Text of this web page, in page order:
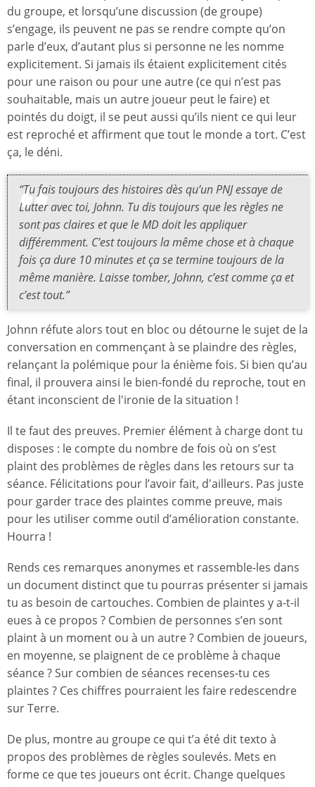
du groupe, et lorsqu’une discussion (de groupe)
s’engage, ils peuvent ne pas se rendre compte qu’on
parle d’eux, d’autant plus si personne ne les nomme
explicitement. Si jamais ils étaient explicitement cités
pour une raison ou pour une autre (ce qui n’est pas
souhaitable, mais un autre joueur peut le faire) et
pointés du doigt, il se peut aussi qu’ils nient ce qui leur
est reproché et affirment que tout le monde a tort. C’est
ça, le déni.
“Tu fais toujours des histoires dès qu’un PNJ essaye de
Lutter avec toi, Johnn. Tu dis toujours que les règles ne
sont pas claires et que le MD doit les appliquer
différemment. C’est toujours la même chose et à chaque
fois ça dure 10 minutes et ça se termine toujours de la
même manière. Laisse tomber, Johnn, c’est comme ça et
c’est tout.”
Johnn réfute alors tout en bloc ou détourne le sujet de la
conversation en commençant à se plaindre des règles,
relançant la polémique pour la énième fois. Si bien qu’au
final, il prouvera ainsi le bien-fondé du reproche, tout en
étant inconscient de l'ironie de la situation !
Il te faut des preuves. Premier élément à charge dont tu
disposes : le compte du nombre de fois où on s’est
plaint des problèmes de règles dans les retours sur ta
séance. Félicitations pour l’avoir fait, d'ailleurs. Pas juste
pour garder trace des plaintes comme preuve, mais
pour les utiliser comme outil d’amélioration constante.
Hourra !
Rends ces remarques anonymes et rassemble-les dans
un document distinct que tu pourras présenter si jamais
tu as besoin de cartouches. Combien de plaintes y a-t-il
eues à ce propos ? Combien de personnes s’en sont
plaint à un moment ou à un autre ? Combien de joueurs,
en moyenne, se plaignent de ce problème à chaque
séance ? Sur combien de séances recenses-tu ces
plaintes ? Ces chiffres pourraient les faire redescendre
sur Terre.
De plus, montre au groupe ce qui t’a été dit texto à
propos des problèmes de règles soulevés. Mets en
forme ce que tes joueurs ont écrit. Change quelques